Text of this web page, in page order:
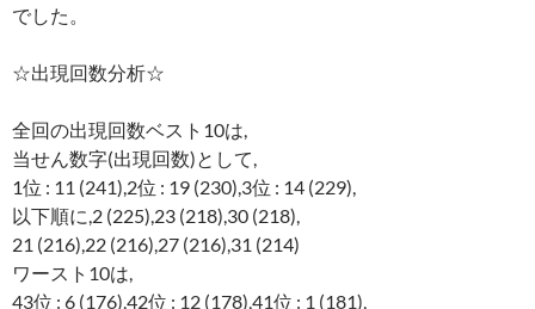
でした。
☆出現回数分析☆
全回の出現回数ベスト10は,
当せん数字(出現回数)として,
1位 : 11 (241),2位 : 19 (230),3位 : 14 (229),
以下順に,2 (225),23 (218),30 (218),
21 (216),22 (216),27 (216),31 (214)
ワースト10は,
43位 : 6 (176),42位 : 12 (178),41位 : 1 (181),